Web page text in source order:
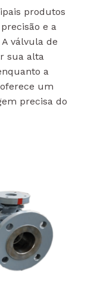
produtos
e a
válvula de
sua alta
a
um
precisa do